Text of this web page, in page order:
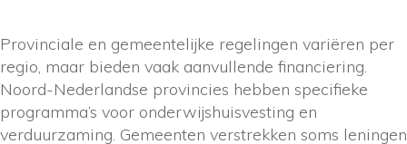
Provinciale en gemeentelijke regelingen variëren per
regio, maar bieden vaak aanvullende financiering.
Noord-Nederlandse provincies hebben specifieke
programma’s voor onderwijshuisvesting en
verduurzaming. Gemeenten verstrekken soms leningen